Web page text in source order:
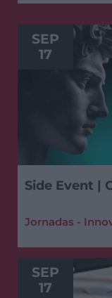
SEP
17
Side Event |
Jornadas -
SEP
17